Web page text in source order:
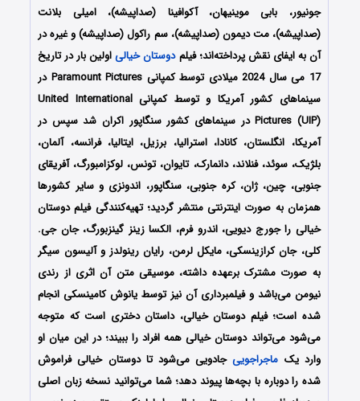
جونیور، بابی موینیهان، آکوافینا (صداپیشه)، امیلی بلانت
(صداپیشه)، مت دیمون (صداپیشه)، سم راکول (صداپیشه) و غیره در
آن به ایفای نقش پرداخته‌اند؛ فیلمدوستان خیالیاولین بار در تاریخ
17 می سال 2024 میلادی توسط کمپانی‌ ‎Paramount Pictures در
سینماهای کشور آمریکا و توسط کمپانی United International
Pictures (UIP) در سینماهای کشور سنگاپور اکران شد سپس در
آمریکا، انگلستان، کانادا، استرالیا، برزیل، ایتالیا، فرانسه، آلمان،
بلژیک، سوئد، فنلاند، دانمارک، تایوان، تونس، لوکزامبورگ، آفریقای
جنوبی، چین، ژان، کره جنوبی، سنگاپور، اندونزی و سایر کشورها
همزمان به صورت اینترنتی منتشر گردید؛ تهیه‌کنندگی فیلم دوستان
خیالی را جورج دیویی، اندرو فرم، الکسا زینز گینزبورگ، جان جی.
کلی، جان کرازینسکی، مایکل لرمن، رایان رینولدز و آلیسون سیگر
به صورت مشترک برعهده داشته، موسیقی متن آن اثری از رندی
نیومن می‌باشد و فیلمبرداری آن نیز توسط یانوش کامینسکی انجام
شده است؛ فیلم دوستان خیالی، داستان دختری است که متوجه
می‌شود می‌تواند دوستان خیالی همه افراد را ببیند؛ در این میان او
وارد یک ماجراجوییجادویی می‌شود تا دوستان خیالی فراموش
شده را دوباره با بچه‌ها پیوند دهد؛ شما می‌توانید نسخه زبان اصلی